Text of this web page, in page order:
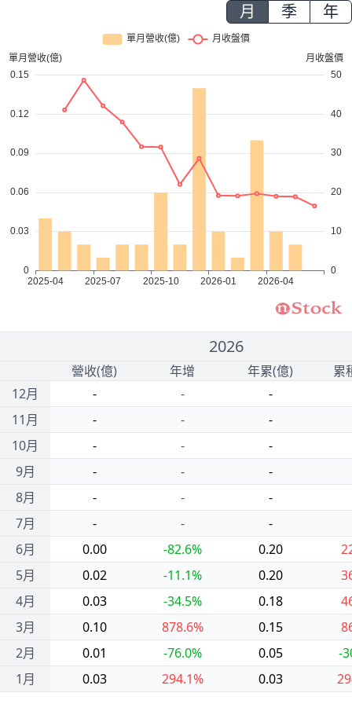
月 季 年
12月
11月
10月
9月
8月
7月
6月
5月
4月
3月
2月
1月
2026
營收(億) 年增 年累(億)
累
-
-
-
-
-
-
-
-
-
-
-
-
-
-
-
-
-
-
0.00
-82.6% 0.20
0.02
-11.1% 0.20
0.03
-34.5% 0.18
0.10
878.6% 0.15
0.01
-76.0% 0.05
-
0.03
294.1% 0.03